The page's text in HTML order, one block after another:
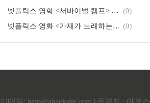
넷플릭스 영화 <서바이벌 캠프> 생존을 위한 준비
(0)
넷플릭스 영화 <가재가 노래하는 곳> 리뷰 테이트(비문명) vs 체이스(문명) 결말해석, 새 (Bird) (0)
이메일: help@abaeksite.com | 운영자 : 아로스